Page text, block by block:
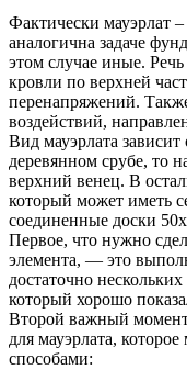
Фактически мауэрлат –
аналогична задаче
этом случае иные.
кровли по верхней
перенапряжений.
воздействий,
Вид мауэрлата
деревянном срубе, то
верхний венец. В
который может иметь
соединенные доски
Первое, что нужно
элемента, — это
достаточно
который хорошо
Второй важный момент
для мауэрлата,
способами: